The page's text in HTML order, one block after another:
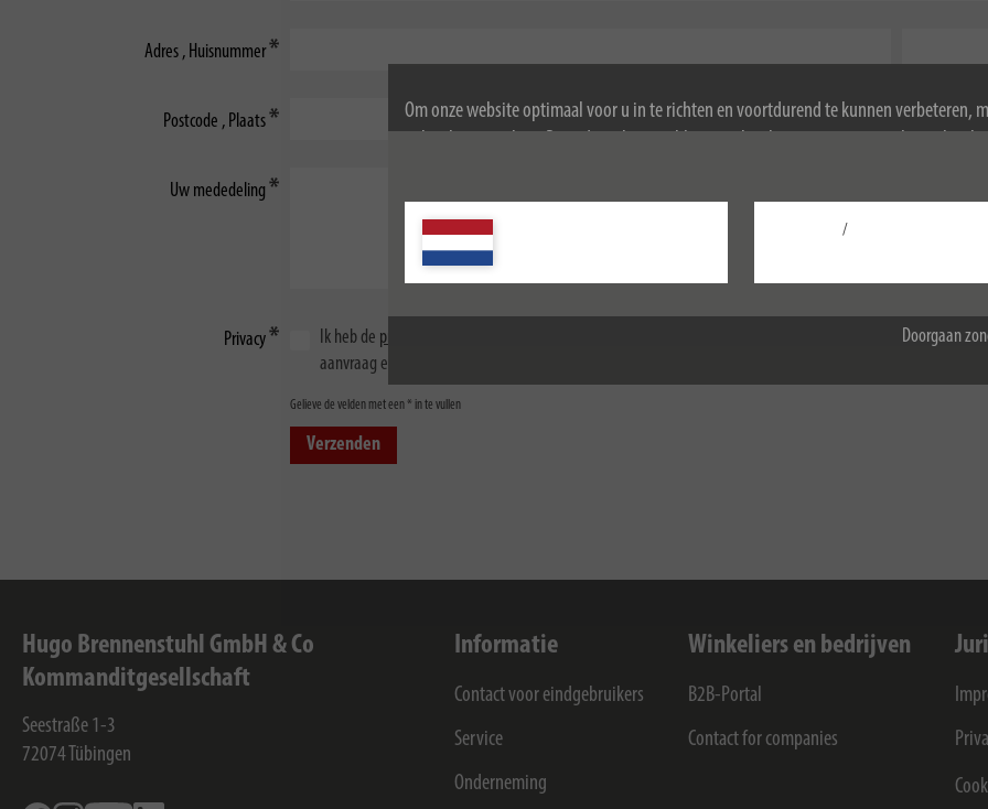
Om onze website optimaal voor u in te richten en voortdurend te kunnen verbeteren,
Doorgaan
/
Adres , Huisnummer
Postcode , Plaats
Uw mededeling
Privacy Ik heb de privacyverklaring
gelezen. Ik ga ermee akkoord dat mijn informatie en gegevens voor het
aanvraag elektronisch worden verzameld en opgeslagen.
Gelieve de velden met een * in te vullen
Hugo Brennenstuhl GmbH & Co
Kommanditgesellschaft
Seestraße 1-3
72074 Tübingen
Informatie
Contact voor eindgebruikers
Service
Onderneming
Winkeliers en bedrijven
B2B-Portal
Contact for companies